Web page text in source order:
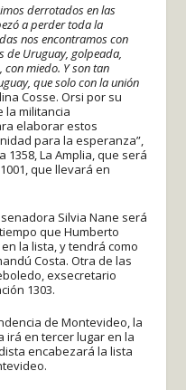
derrotados en las
a perder toda la
nos encontramos con
de Uruguay, golpeada,
miedo. Y son tan
que solo con la unión
Cosse. Orsi por su
la militancia
elaborar estos
para la esperanza”,
La Amplia, que será
que llevará en
Silvia Nane será
que Humberto
la lista, y tendrá como
Costa. Otra de las
exsecretario
1303.
de Montevideo, la
irá en tercer lugar en la
encabezará la lista